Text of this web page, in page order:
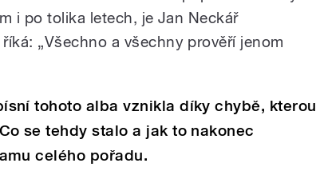
i po tolika letech, je Jan Neckář
„Všechno a všechny prověří jenom
tohoto alba vznikla díky chybě, kterou
se tehdy stalo a jak to nakonec
celého pořadu.